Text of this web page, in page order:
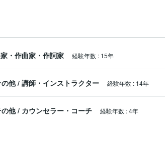
・作曲家・作詞家 経験年数 : 15年
他/ 講師・インストラクター 経験年数 : 14年
他/ カウンセラー・コーチ 経験年数 :4年